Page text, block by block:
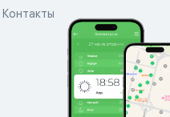
Контакты